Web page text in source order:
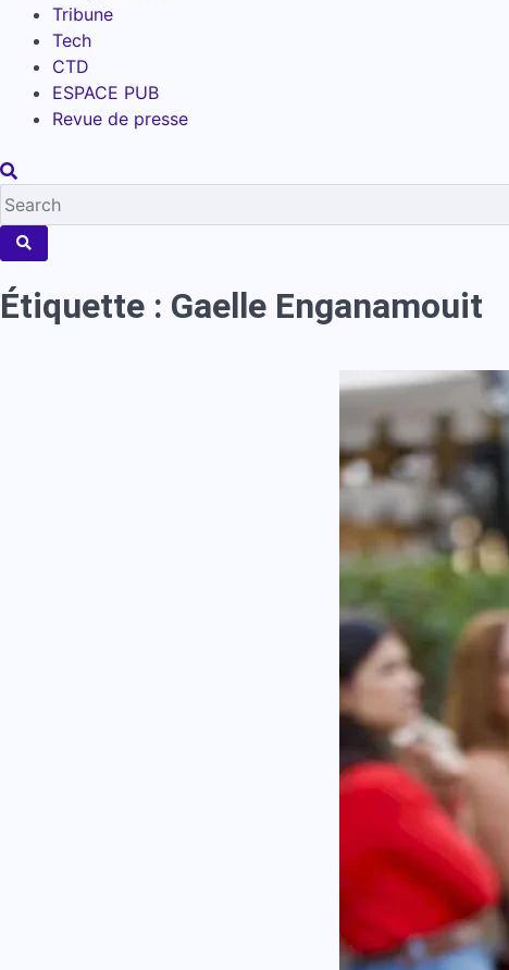
Tribune
Tech
CTD
ESPACE PUB
Revue de presse
Étiquette : Gaelle Enganamouit